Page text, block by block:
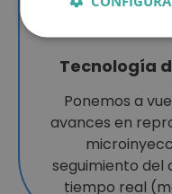
Tecnología
Ponemos a
avances en
seguimiento del
tiempo real